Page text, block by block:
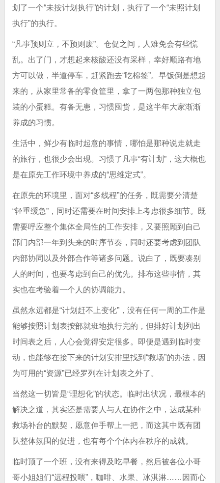
划了一个“未按计划执行”的计划，执行了一个“未照计划
执行”的执行。
“凡事预则立，不预则废”。仓促之间，人难免会有些慌
乱。出了门，才想起来核酸还没有采样，幸好顺路有地
方可以做，半道停车，赶紧跑去“吃棉签”。早饭倒是想起
来的，从家里常备的零食筐里，拿了一两包那种独立包
装的小蛋糕。有备无患，习惯囤货，是这半年大家渐渐
养成的习惯。
生活中，鲜少有临时起意的事情，哪怕是那种说走就走
的旅行，也很少会出现。习惯了凡事“有计划”，这大概也
是在原先工作环境中养成的“思维定式”。
在原先的环境里，面对“多线程”的任务，既需要分清楚
“轻重缓急”，同时还需要在时间安排上考虑很多细节。既
需要呼应整个集体全局性的工作安排，又要照顾到自己
部门内部一年到头来的时序节奏，同时还要考虑到团队
内部协同以及外部合作等诸多问题。说白了，既要凑别
人的时间，也要考虑到自己的优先。排布这些事情，其
实也在考验着一个人的协调能力。
虽然永远都是“计划赶不上变化”，没有任何一周的工作是
能够按照计划表按部就班地执行完的，但排好计划列出
时间表之后，人心会觉得安定很多。即便是遇到临时变
动，也能够在接下来的计划安排里找到“救场”的办法，因
为可用的“资源”已经罗列在计划表之外了。
当然这一切皆是“理想化”的状态。临时出状况，最根本的
解决之道，其实还是需要人与人在协作之中，达成某种
救场补台的默契，愿意伸手帮上一把，而这其中既有团
队整体氛围的促进，也有每个个体内在秩序的成就。
临时顶了一个班，没有来得及吃早餐，然后被各位小哥
哥小姐姐们“远程投喂”，咖啡、水果、冰淇淋……因而心